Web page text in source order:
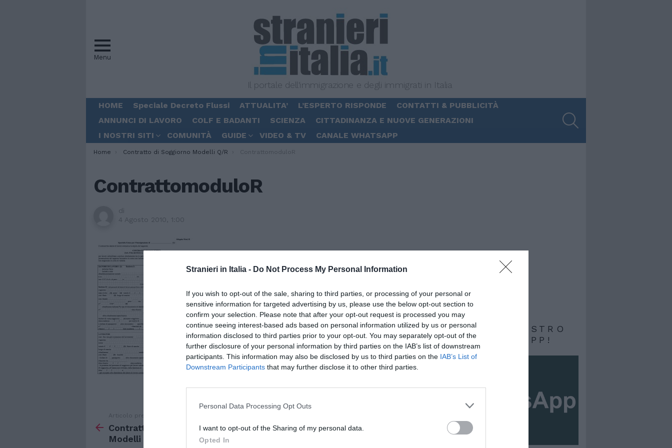
Stranieri in Italia - Do Not Process My Personal Information
If you wish to opt-out of the sale, sharing to third parties, or processing of your personal or
sensitive information for targeted advertising by us, please use the below opt-out section to
confirm your selection. Please note that after your opt-out request is processed you may
continue seeing interest-based ads based on personal information utilized by us or personal
information disclosed to third parties prior to your opt-out. You may separately opt-out of the
further disclosure of your personal information by third parties on the IAB’s list of downstream
participants. This information may also be disclosed by us to third parties on the IAB’s List of
Downstream Participants that may further disclose it to other third parties.
Personal Data Processing Opt Outs
I want to opt-out of the Sharing of my personal data.
Opted In
Menu
Il portale dell'immigrazione e degli immigrati in Italia
HOME Speciale Decreto Flussi ATTUALITA’ L’ESPERTO RISPONDE
CONTATTI & PUBBLICITÀ
ANNUNCI DI LAVORO
COLF E BADANTI SCIENZA
CITTADINANZA E NUOVE GENERAZIONI
I NOSTRI SITI
COMUNITÀ GUIDE VIDEO & TV CANALE WHATSAPP
You are here:
Home Contratto di Soggiorno Modelli Q/R ContrattomoduloR
ContrattomoduloR
di
4 Agosto 2010, 1:00
di
Articolo precedente
Contratto di Soggiorno
Modelli Q/R
ISCRIVITI AL NOSTRO
CANALE WHATSAPP!